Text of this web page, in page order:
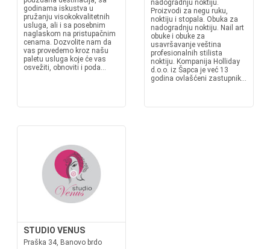
godinama iskustva u
pružanju visokokvalitetnih
usluga, ali i sa posebnim
naglaskom na pristupačnim
cenama. Dozvolite nam da
vas provedemo kroz našu
paletu usluga koje će vas
osvežiti, obnoviti i poda...
nadogradnju noktiju.
Proizvodi za negu ruku,
noktiju i stopala. Obuka za
nadogradnju noktiju. Nail art
obuke i obuke za
usavršavanje veština
profesionalnih stilista
noktiju. Kompanija Holliday
d.o.o. iz Šapca je već 13
godina ovlašćeni zastupnik...
STUDIO VENUS
Praška 34, Banovo brdo